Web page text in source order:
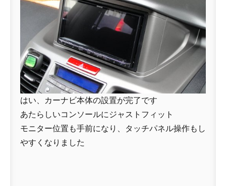
はい、カーナビ本体の設置が完了です
あたらしいコンソールにジャストフィット
モニター位置も手前になり、タッチパネル操作もし
やすくなりました